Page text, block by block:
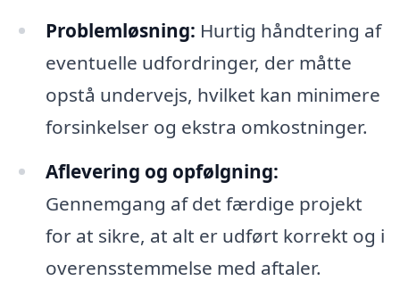
Problemløsning: Hurtig håndtering af
eventuelle udfordringer, der måtte
opstå undervejs, hvilket kan minimere
forsinkelser og ekstra omkostninger.
Aflevering og opfølgning:
Gennemgang af det færdige projekt
for at sikre, at alt er udført korrekt og i
overensstemmelse med aftaler.